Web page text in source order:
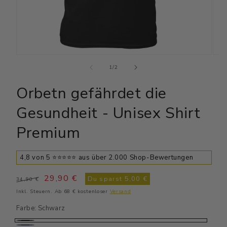
öffnen
1/von
2
Orbetn gefährdet die
Gesundheit - Unisex Shirt
Premium
4,8 von 5 ⭐⭐⭐⭐⭐ aus über 2.000 Shop-Bewertungen
Normaler
Preis
34,90 €
Verkaufspreis
29,90 € Du sparst 5,00 €
Inkl. Steuern. Ab 68 € kostenloser Versand
Farbe: Schwarz